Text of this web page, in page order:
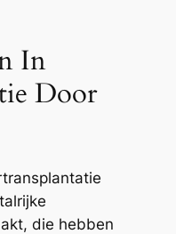
In
Door
die hebben